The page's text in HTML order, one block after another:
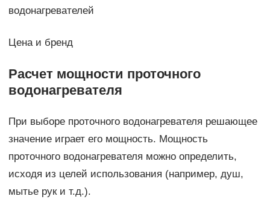
водонагревателей
Цена и бренд
Расчет мощности проточного
водонагревателя
При выборе проточного водонагревателя решающее
значение играет его мощность. Мощность
проточного водонагревателя можно определить,
исходя из целей использования (например, душ,
мытье рук и т.д.).